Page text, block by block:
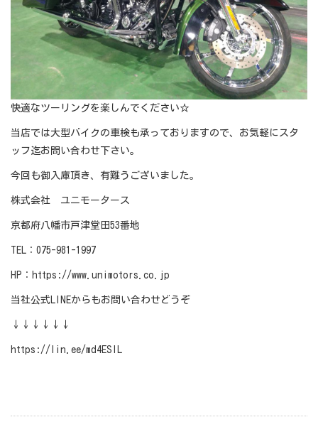
快適なツーリングを楽しんでください☆
当店では大型バイクの車検も承っておりますので、お気軽にスタ
ッフ迄お問い合わせ下さい。
今回も御入庫頂き、有難うございました。
株式会社 ユニモータース
京都府八幡市戸津堂田53番地
TEL ： 075-981-1997
HP ： https://www.unimotors.co.jp
当社公式 LINEからもお問い合わせどうぞ
↓↓↓↓↓↓
https://lin.ee/md4ESlL